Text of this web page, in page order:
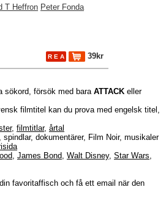
T Heffron Peter Fonda
R E A 39kr
sökord, försök med bara ATTACK eller
filmtitel kan du prova med engelsk titel,
, filmtitlar, årtal
dokumentärer, Film Noir, musikaler
, James Bond, Walt Disney, Star Wars,
din favoritaffisch och få ett email när den